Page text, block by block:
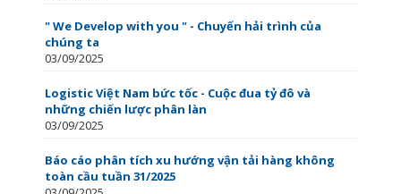
" We Develop with you " - Chuyến hải trình của
chúng ta
03/09/2025
Logistic Việt Nam bức tốc - Cuộc đua tỷ đô và
những chiến lược phân làn
03/09/2025
Báo cáo phân tích xu hướng vận tải hàng không
toàn cầu tuần 31/2025